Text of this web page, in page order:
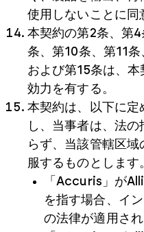
使用しないことに同
本契約の第2条、第
条、第10条、第11
および第15条は、
効力を有する。
本契約は、以下に定
し、当事者は、法
らず、当該管轄区
服するものとします
「Accuris」が
を指す場合、イ
の法律が適用さ